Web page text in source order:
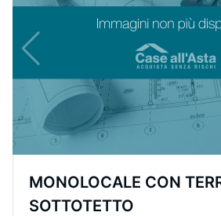
MONOLOCALE CON
SOTTOTETTO